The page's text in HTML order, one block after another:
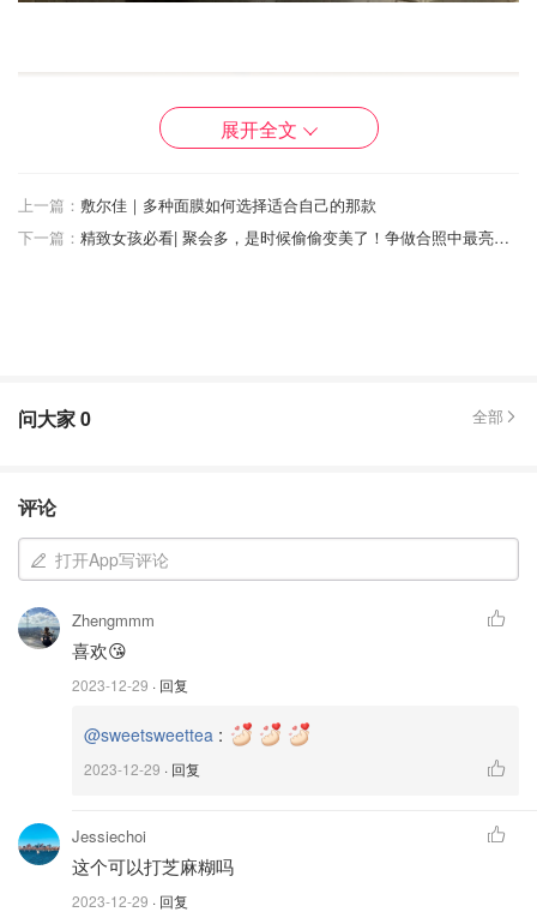
除了豆浆机主体和盖子，还配有电源线，小刷子和一个小量
展开全文
上一篇： 敷尔佳｜多种面膜如何选择适合自己的那款
下一篇：
精致女孩必看| 聚会多，是时候偷偷变美了！争做合照中最亮眼的C位！
问大家0 全部
评论
打开App写评论
Zhengmmm
喜欢😘
2023-12-29 · 回复
@sweetsweettea :
2023-12-29 · 回复
Jessiechoi
这个可以打芝麻糊吗
2023-12-29 · 回复